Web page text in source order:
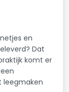
en
Dat
komt er
leegmaken